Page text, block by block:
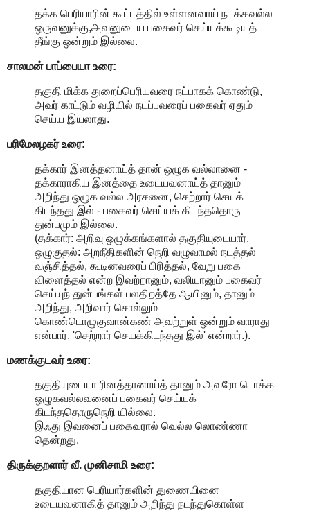
தக்க பெரியாரின் கூட்டத்தில் உள்ளனவாய் நடக்கவல்ல
ஒருவனுக்கு,அவனுடைய பகைவர் செய்யக்கூடியத்
தீங்கு ஒன்றும் இல்லை.
சாலமன் பாப்பையா உரை:
தகுதி மிக்க துறைப்பெரியவரை நட்பாகக் கொண்டு,
அவர் காட்டும் வழியில் நடப்பவரைப் பகைவர் ஏதும்
செய்ய இயலாது.
பரிமேலழகர் உரை:
தக்கார் இனத்தனாய்த் தான் ஒழுக வல்லானை -
தக்காராகிய இனத்தை உடையவனாய்த் தானும்
அறிந்து ஒழுக வல்ல அரசனை, செற்றார் செயக்
கிடந்தது இல் - பகைவர் செய்யக் கிடந்ததொரு
துன்பமும் இல்லை.
(தக்கார்: அறிவு ஒழுக்கங்களால் தகுதியுடையார்.
ஒழுகுதல்: அறநீதிகளின் நெறி வழுவாமல் நடத்தல்
வஞ்சித்தல், கூடினவரைப் பிரித்தல், வேறு பகை
விளைத்தல் என்ற இவற்றானும், வலியானும் பகைவர்
செய்யுந் துன்பங்கள் பலதிறத்¢த ஆயினும், தானும்
அறிந்து, அறிவார் சொல்லும்
கொண்டொழுகுவான்கண் அவற்றுள் ஒன்றும் வாராது
என்பார், 'செற்றார் செயக்கிடந்தது இல்' என்றார்.).
மணக்குடவர் உரை:
தகுதியுடையா ரினத்தானாய்த் தானும் அவரோ டொக்க
ஒழுகவல்லவனைப் பகைவர் செய்யக்
கிடந்ததொருநெறி யில்லை.
இஃது இவனைப் பகைவரால் வெல்ல லொண்ணா
தென்றது.
திருக்குறளார் வீ. முனிசாமி உரை:
தகுதியான பெரியார்களின் துணையினை
உடையவனாகித் தானும் அறிந்து நடந்துகொள்ள